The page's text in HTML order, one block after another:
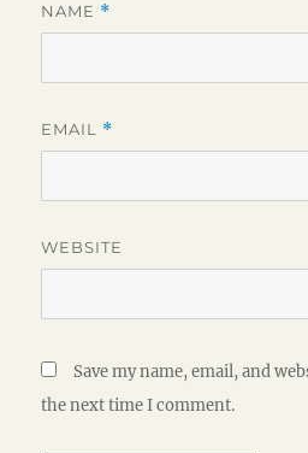
NAME *
EMAIL *
WEBSITE
Save my name, email, and
the next time I comment.